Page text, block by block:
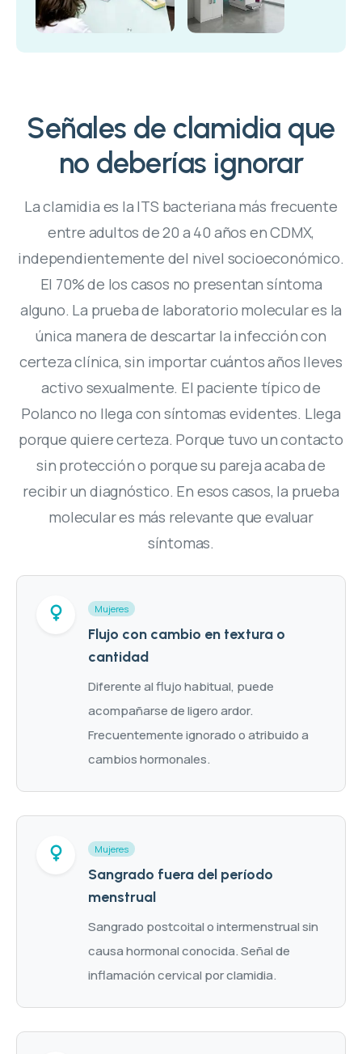
Señales de clamidia que
no deberías ignorar
La clamidia es la ITS bacteriana más frecuente
entre adultos de 20 a 40 años en CDMX,
independientemente del nivel socioeconómico.
El 70% de los casos no presentan síntoma
alguno. La prueba de laboratorio molecular es la
única manera de descartar la infección con
certeza clínica, sin importar cuántos años lleves
activo sexualmente. El paciente típico de
Polanco no llega con síntomas evidentes. Llega
porque quiere certeza. Porque tuvo un contacto
sin protección o porque su pareja acaba de
recibir un diagnóstico. En esos casos, la prueba
molecular es más relevante que evaluar
síntomas.
Mujeres
Flujo con cambio en textura o
cantidad
Diferente al flujo habitual, puede
acompañarse de ligero ardor.
Frecuentemente ignorado o atribuido a
cambios hormonales.
Mujeres
Sangrado fuera del período
menstrual
Sangrado postcoital o intermenstrual sin
causa hormonal conocida. Señal de
inflamación cervical por clamidia.